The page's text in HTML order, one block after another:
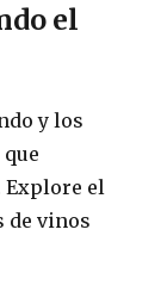
el
y los
el
de vinos